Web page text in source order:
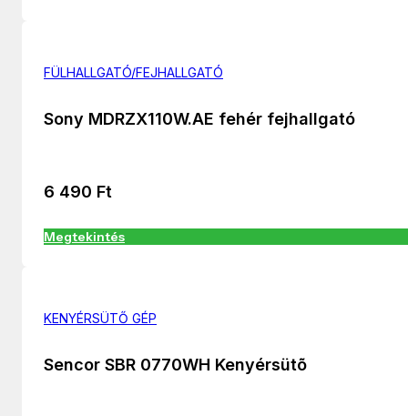
FÜLHALLGATÓ/FEJHALLGATÓ
Sony MDRZX110W.AE fehér fejhallgató
6 490 Ft
Megtekintés
KENYÉRSÜTŐ GÉP
Sencor SBR 0770WH Kenyérsütõ